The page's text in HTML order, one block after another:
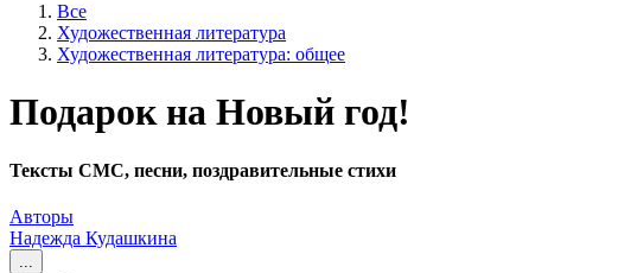
Все
Художественная литература
Художественная литература: общее
Подарок на Новый год!
Тексты СМС, песни, поздравительные стихи
Авторы
Надежда Кудашкина
...